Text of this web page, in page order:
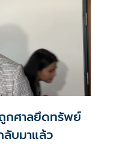
กศาลยึดทรัพย์
บมาแล้ว